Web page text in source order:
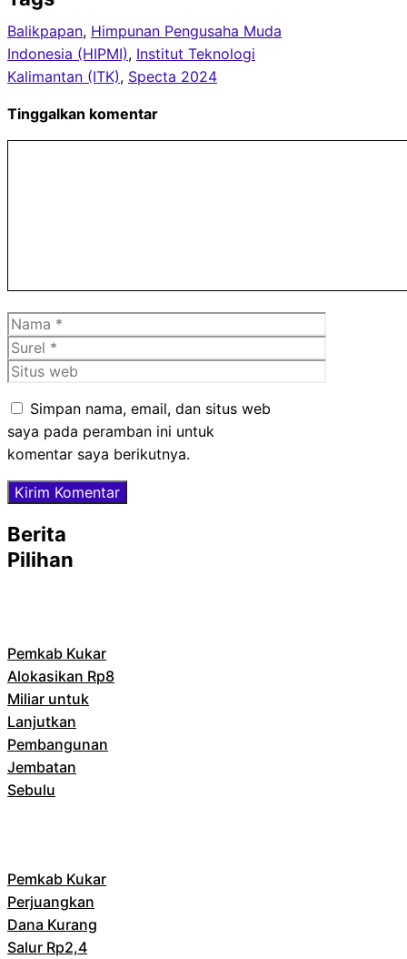
Balikpapan, Himpunan Pengusaha Muda
Indonesia (HIPMI), Institut Teknologi
Kalimantan (ITK), Specta 2024
Tinggalkan komentar
Nama
Surel
Situs
Simpan nama, email, dan situs web
saya pada peramban ini untuk
komentar saya berikutnya.
Berita
Pilihan
Pemkab Kukar
Alokasikan Rp8
Miliar untuk
Lanjutkan
Pembangunan
Jembatan
Sebulu
Pemkab Kukar
Perjuangkan
Dana Kurang
Salur Rp2,4